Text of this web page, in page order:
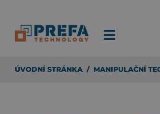
ÚVODNÍ STRÁNKA / MANIPULAČNÍ